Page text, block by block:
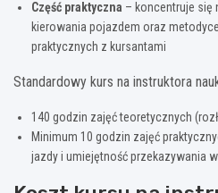
Część praktyczna – koncentruje się
kierowania pojazdem oraz
praktycznych z kursantami
Standardowy kurs na instruktora
140 godzin zajęć teoretycznych
Minimum 10 godzin zajęć
jazdy i umiejętność przekazywania